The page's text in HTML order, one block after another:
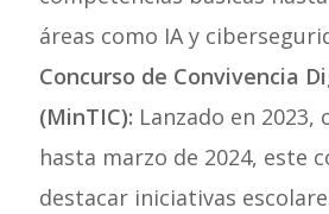
áreas como IA y
Concurso de Convivencia
(MinTIC): Lanzado en
hasta marzo de 2024, este
destacar iniciativas